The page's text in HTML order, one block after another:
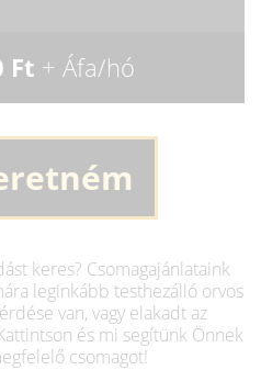
Ft + Áfa/hó
keres? Csomagajánlataink
leginkább testhezálló orvos
van, vagy elakadt az
és mi segítünk Önnek
csomagot!